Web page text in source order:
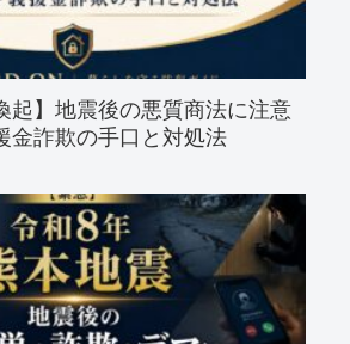
起】地震後の悪質商法に注意
金詐欺の手口と対処法